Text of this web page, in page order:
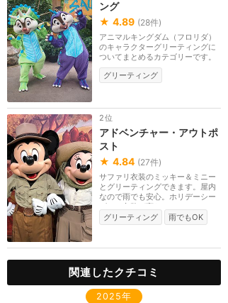
ング
★ 4.89 (28件)
アニマルキングダム（フロリダ）
のキャラクターグリーティングに
ついてまとめるカテゴリーです。
グリーティング
2位
アドベンチャー・アウトポ
スト
★ 4.84 (27件)
サファリ衣装のミッキー＆ミニー
とグリーティングできます。屋内
なので雨でも安心。ホリデーシー
ズンは衣装が変わ...
グリーティング
雨でもOK
関連したクチコミ
2025年